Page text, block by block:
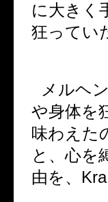
に大きく
狂ってい
メルヘ
や身体を
味わえた
と、心を
由を、 Kra